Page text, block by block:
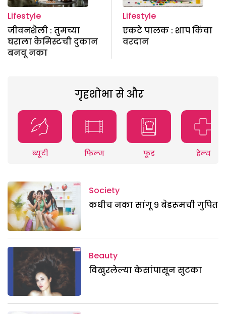
Lifestyle
जीवनशैली : तुमच्या
घराला केमिस्टची दुकान
बनवू नका
Lifestyle
एकटे पालक : शाप किंवा
वरदान
गृहशोभा से और
ब्यूटी फिल्म फूड हेल्थ
Society
कधीच नका सांगू ९ बेडरूमची गुपित
Beauty
विखुरलेल्या केसांपासून सुटका